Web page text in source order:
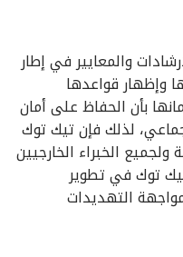
والمعايير في إطار
وإظهار قواعدها
بأن الحفاظ على أمان
جماعي، لذلك فإن تيك توك
الخبراء الخارجيين
توك في تطوير
التهديدات